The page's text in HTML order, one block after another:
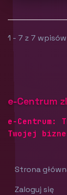
1 - 7 z 7 wpisów
e-Centrum
e-Centrum:
Twojej
Strona
Zaloguj się